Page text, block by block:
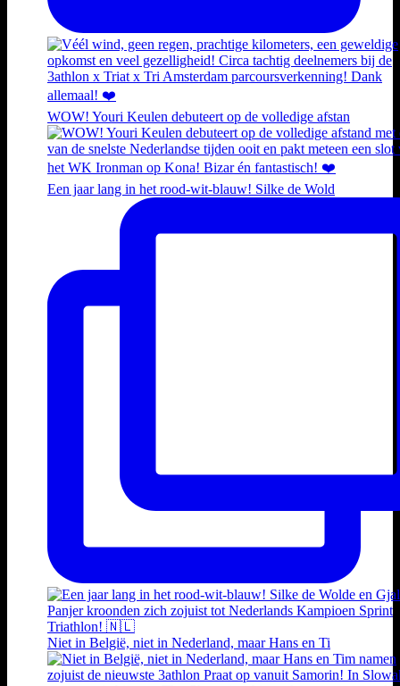
WOW! Youri Keulen debuteert op de volledige afstan
Een jaar lang in het rood-wit-blauw! Silke de Wold
Niet in België, niet in Nederland, maar Hans en Ti